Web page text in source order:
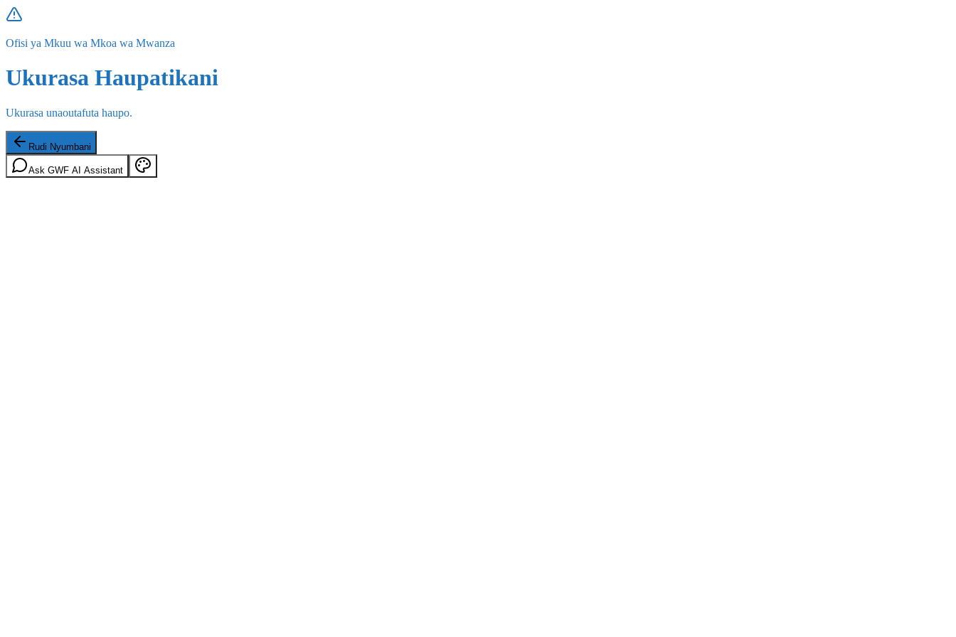
Ofisi ya Mkuu wa Mkoa wa Mwanza
Ukurasa Haupatikani
Ukurasa unaoutafuta haupo.
Rudi Nyumbani
Ask GWF AI Assistant